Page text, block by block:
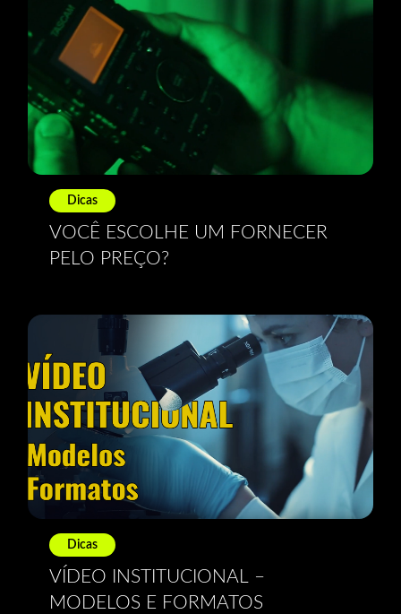
Dicas
VOCÊ ESCOLHE UM FORNECER
PELO PREÇO?
Dicas
VÍDEO INSTITUCIONAL –
MODELOS E FORMATOS